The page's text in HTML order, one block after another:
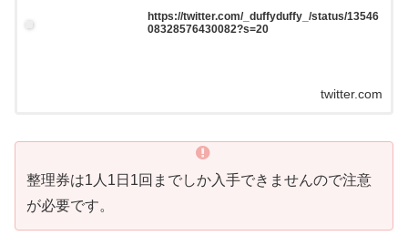
https://twitter.com/_duffyduffy_/status/13546
08328576430082?s=20
twitter.com
整理券は1人1日1回までしか入手できませんので注意
が必要です。